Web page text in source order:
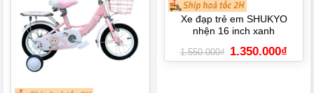
Xe đạp trẻ em SHUKYO
nhện 16 inch xanh
1.550.000₫ Giá
gốc
1.350.000₫
hiện